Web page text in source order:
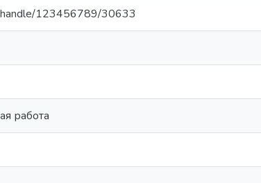
handle/123456789/30633
работа